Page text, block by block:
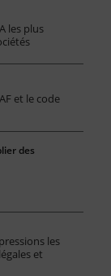
les plus
et le code
des
les
et